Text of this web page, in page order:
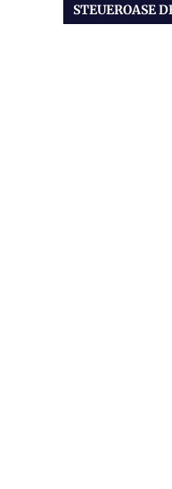
NÄCHSTER
BEITRAG:
STEUEROASE